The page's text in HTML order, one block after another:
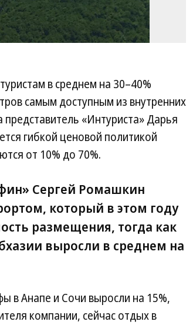
в среднем на 30–40%
самым доступным из внутренних
«Интуриста» Дарья
гибкой ценовой политикой
от 10% до 70%.
Сергей Ромашкин
который в этом году
размещения, тогда как
выросли в среднем на
в Анапе и Сочи выросли на 15%,
компании, сейчас отдых в